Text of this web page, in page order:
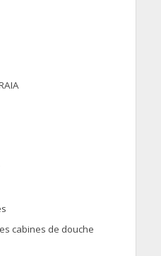
cabines de douche